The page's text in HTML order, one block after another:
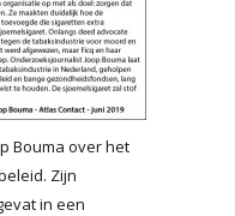
Bouma over het
Zijn
in een